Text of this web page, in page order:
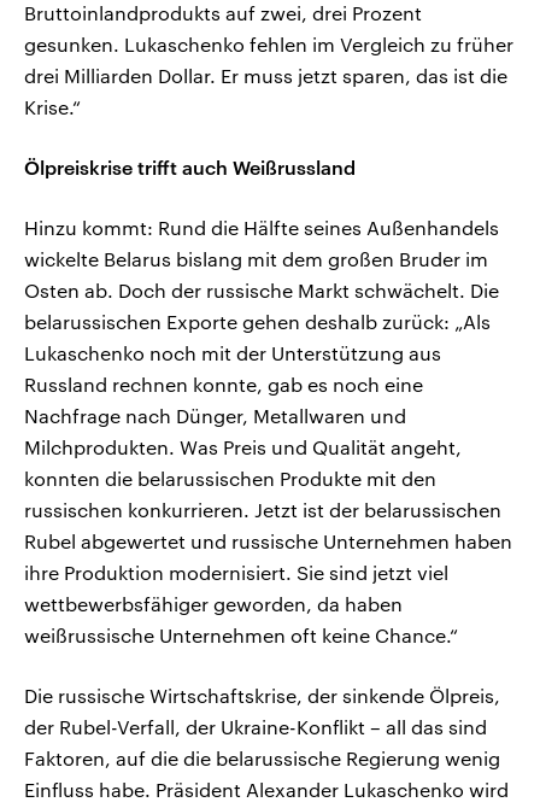
Bruttoinlandprodukts auf zwei, drei Prozent
gesunken. Lukaschenko fehlen im Vergleich zu früher
drei Milliarden Dollar. Er muss jetzt sparen, das ist die
Krise.“
Ölpreiskrise trifft auch Weißrussland
Hinzu kommt: Rund die Hälfte seines Außenhandels
wickelte Belarus bislang mit dem großen Bruder im
Osten ab. Doch der russische Markt schwächelt. Die
belarussischen Exporte gehen deshalb zurück: „Als
Lukaschenko noch mit der Unterstützung aus
Russland rechnen konnte, gab es noch eine
Nachfrage nach Dünger, Metallwaren und
Milchprodukten. Was Preis und Qualität angeht,
konnten die belarussischen Produkte mit den
russischen konkurrieren. Jetzt ist der belarussischen
Rubel abgewertet und russische Unternehmen haben
ihre Produktion modernisiert. Sie sind jetzt viel
wettbewerbsfähiger geworden, da haben
weißrussische Unternehmen oft keine Chance.“
Die russische Wirtschaftskrise, der sinkende Ölpreis,
der Rubel-Verfall, der Ukraine-Konflikt – all das sind
Faktoren, auf die die belarussische Regierung wenig
Einfluss habe. Präsident Alexander Lukaschenko wird